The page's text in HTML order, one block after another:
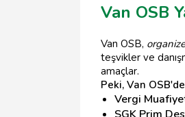
Van OSB
Van OSB,
teşvikler ve
amaçlar.
Peki, Van
Vergi
SGK Prim